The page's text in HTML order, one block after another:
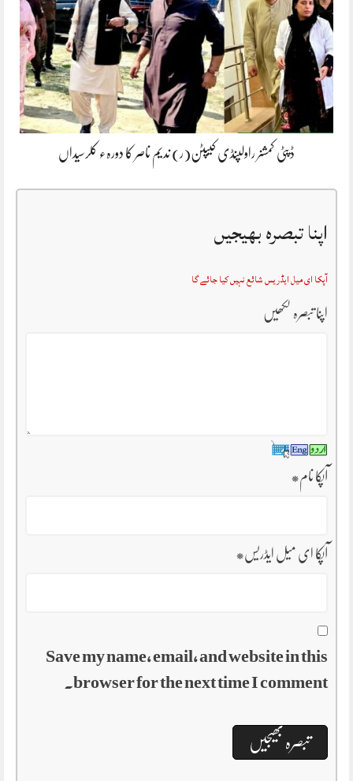
ڈپٹی کمشنر راولپنڈی کیپٹن(ر) ندیم ناصر کا دورہء کلرسیداں
اپنا تبصرہ بھیجیں
آپکا ای میل ایڈریس شائع نہیں کیا جائے گا
اپنا تبصرہ لکھیں
آپکا نام*
آپکا ای میل ایڈریس*
Save my name, email, and website in this
browser for the next time I comment.